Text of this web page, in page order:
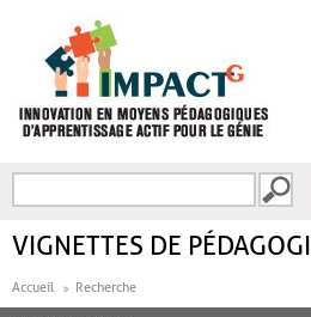
FORMULAIRE DE
VIGNETTES DE
Accueil Recherche